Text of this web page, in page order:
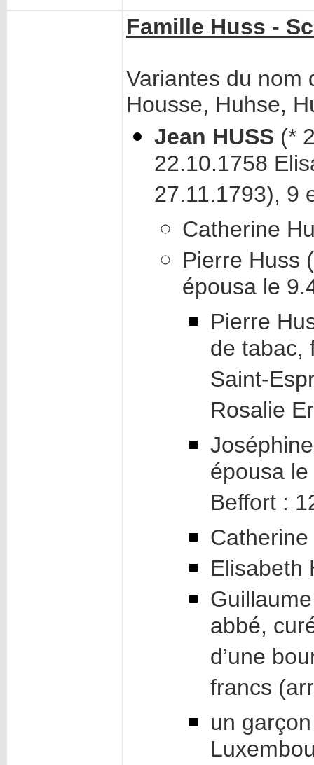
Famille Huss -
Variantes du nom
Housse, Huhse,
Jean HUSS (*
22.10.1758
27.11.1793), 9
Catherine
Pierre Huss
épousa le
Pierre
de tabac,
Saint-
Rosalie
épousa
Beffort :
Elisabeth
abbé,
d’une
francs
un